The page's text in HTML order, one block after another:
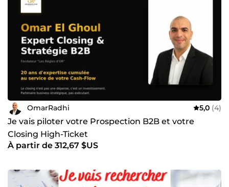
OmarRadhi 5,0 (4)
Je vais piloter votre Prospection B2B et votre
Closing High-Ticket
À partir de 312,67 $US